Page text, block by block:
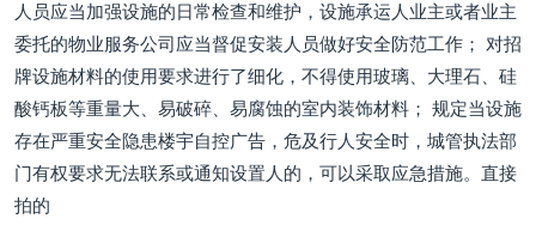
人员应当加强设施的日常检查和维护，设施承运人业主或者业主
委托的物业服务公司应当督促安装人员做好安全防范工作； 对招
牌设施材料的使用要求进行了细化，不得使用玻璃、大理石、硅
酸钙板等重量大、易破碎、易腐蚀的室内装饰材料； 规定当设施
存在严重安全隐患楼宇自控广告，危及行人安全时，城管执法部
门有权要求无法联系或通知设置人的，可以采取应急措施。直接
拍的